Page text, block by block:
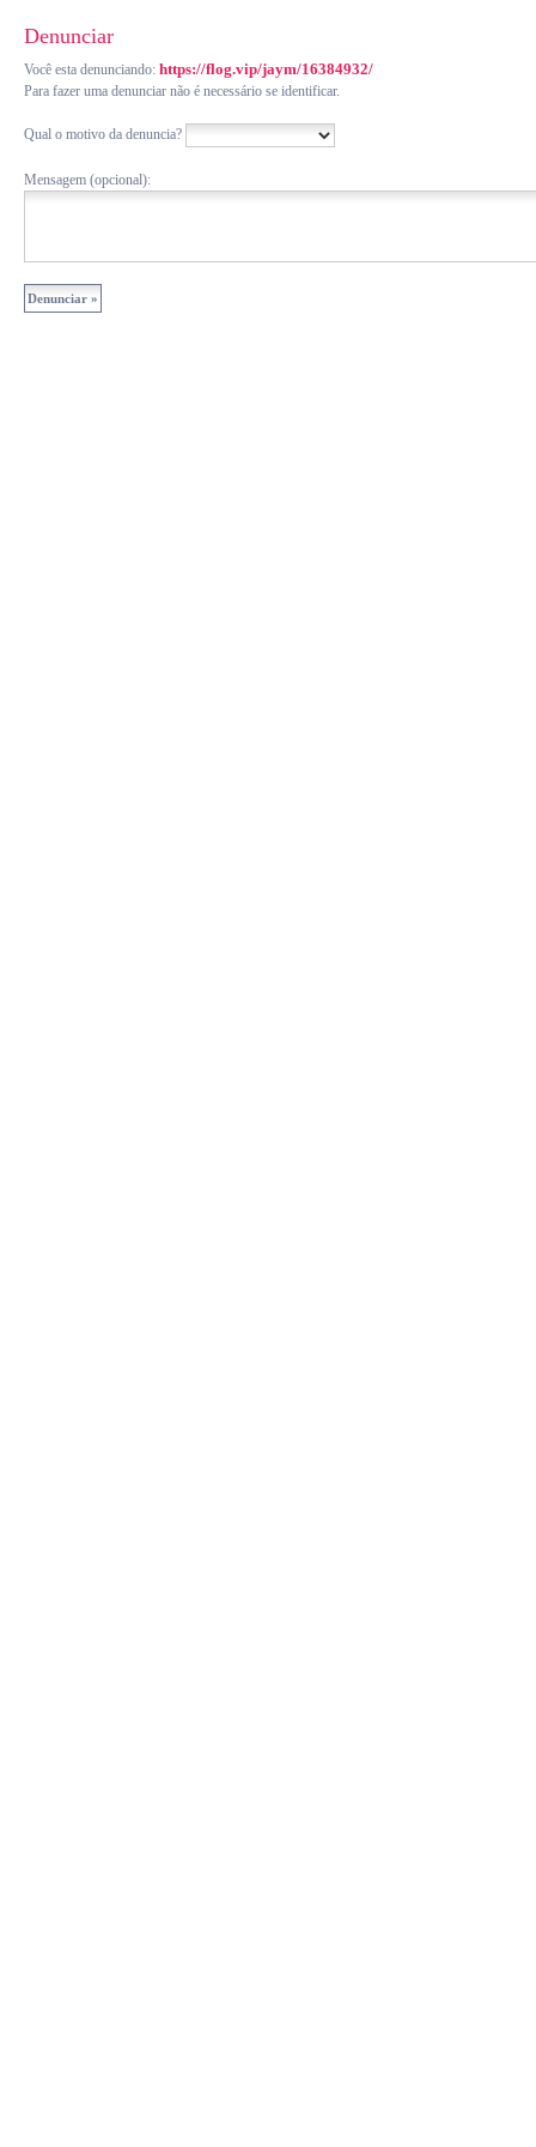
Denunciar
Você esta denunciando: https://flog.vip/jaym/16384932/
Para fazer uma denunciar não é necessário se identificar.
Qual o motivo da denuncia?
Mensagem (opcional):